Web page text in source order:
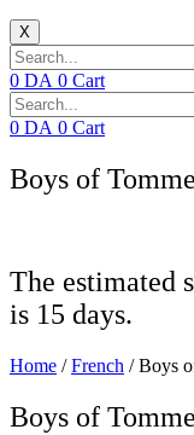
X
0 DA 0 Cart
0 DA 0 Cart
Boys of
The estimated
is 15 days.
Home /French / Boys
Boys of